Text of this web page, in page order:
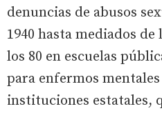
denuncias de abusos
1940 hasta mediados de
los 80 en escuelas
para enfermos
instituciones estatales,